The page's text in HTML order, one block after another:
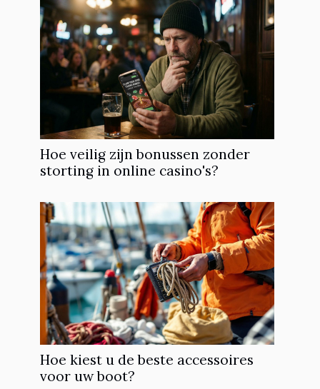
Hoe veilig zijn bonussen zonder
storting in online casino's?
Hoe kiest u de beste accessoires
voor uw boot?